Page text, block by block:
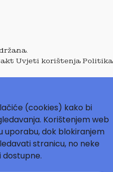
Uvjeti korištenja
(cookies) kako bi
Korištenjem web
uporabu, dok blokiranjem
stranicu, no neke
dostupne.